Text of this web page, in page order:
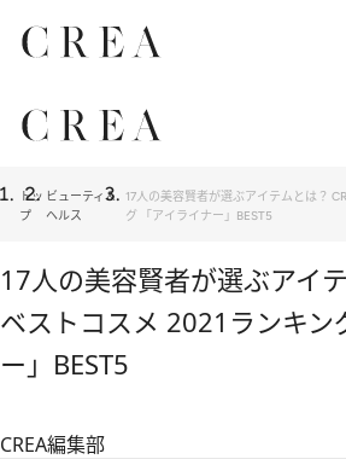
トッ
プ
ビューティ＆
ヘルス
17人の美容賢者が選ぶアイテムとは？
グ 「アイライナー」BEST5
17人の美容賢者が選ぶアイ
ベストコスメ 2021ランキン
ー」BEST5
CREA編集部